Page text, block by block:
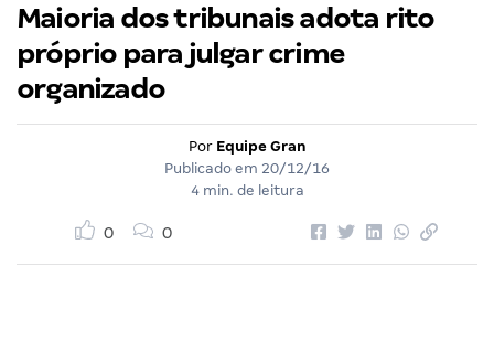
Maioria dos tribunais adota rito
próprio para julgar crime
organizado
Por Equipe Gran
Publicado em 20/12/16
4 min. de leitura
0 0